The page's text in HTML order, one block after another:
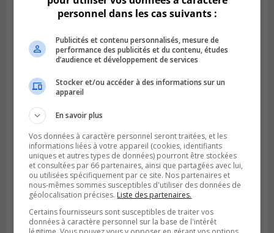
LONGUEUIL
Publié le 6 août 2026 à 11h58
le Défi écrou de roue
personnel dans les cas suivants :
Publicités et contenu personnalisés, mesure de
performance des publicités et du contenu, études
d’audience et développement de services
Stocker et/ou accéder à des informations sur un
appareil
En savoir plus
Vos données à caractère personnel seront traitées, et les
informations liées à votre appareil (cookies, identifiants
uniques et autres types de données) pourront être stockées
et consultées par 66 partenaires, ainsi que partagées avec lui,
ou utilisées spécifiquement par ce site. Nos partenaires et
nous-mêmes sommes susceptibles d'utiliser des données de
géolocalisation précises. Liste des partenaires.
Certains fournisseurs sont susceptibles de traiter vos
données à caractère personnel sur la base de l'intérêt